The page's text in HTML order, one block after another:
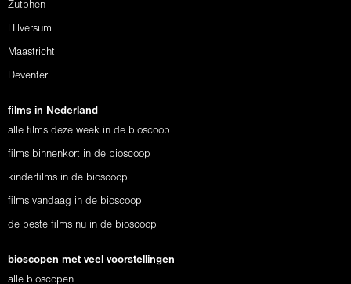
Zutphen
Hilversum
Maastricht
Deventer
films in Nederland
alle films deze week in de bioscoop
films binnenkort in de bioscoop
kinderfilms in de bioscoop
films vandaag in de bioscoop
de beste films nu in de bioscoop
bioscopen met veel voorstellingen
alle bioscopen